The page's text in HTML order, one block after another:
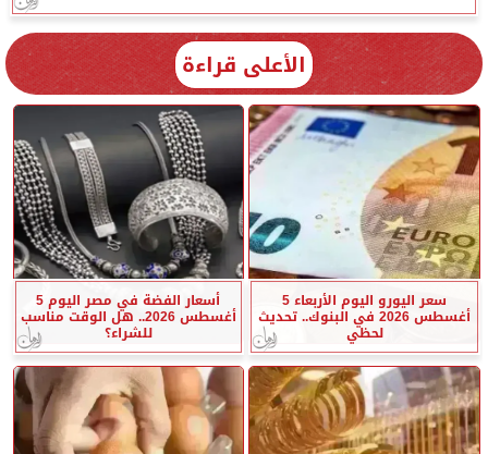
الأعلى قراءة
سعر اليورو اليوم الأربعاء 5
أغسطس 2026 في البنوك.. تحديث
لحظي
أسعار الفضة في مصر اليوم 5
أغسطس 2026.. هل الوقت مناسب
للشراء؟